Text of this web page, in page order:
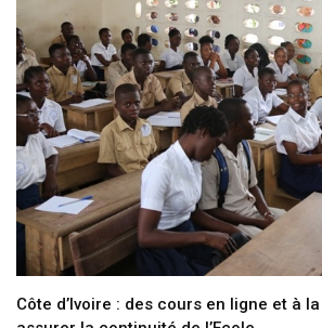
Côte d’Ivoire : des cours en ligne et à
assurer la continuité de l’Ecole
3 avril 2020